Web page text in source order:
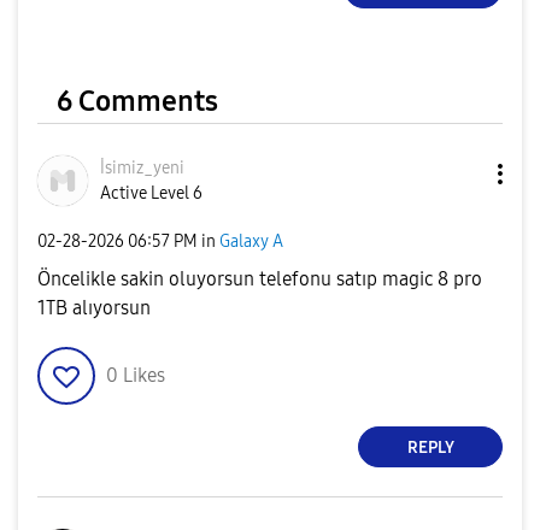
6 Comments
İsimiz_yeni
Active Level 6
‎02-28-2026 06:57 PM in Galaxy A
Öncelikle sakin oluyorsun telefonu satıp magic 8 pro
1TB alıyorsun
0 Likes
REPLY